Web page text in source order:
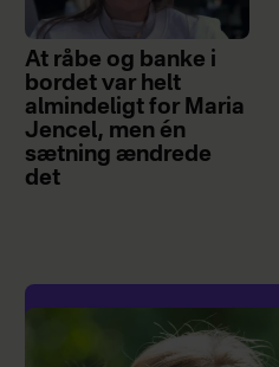
At råbe og banke i
bordet var helt
almindeligt for Maria
Jencel, men én
sætning ændrede
det